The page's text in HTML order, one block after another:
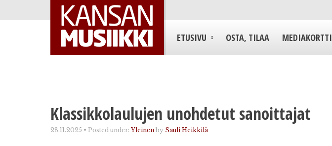
ETUSIVU OSTA, TILAA MEDIAKORTTI
Klassikkolaulujen unohdetut sanoittajat
28.11.2025 • Posted under: Yleinen by Sauli Heikkilä